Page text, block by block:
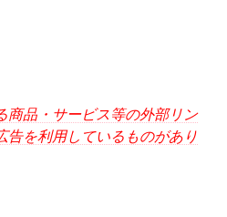
品・サービス等の外部リン
告を利用しているものがあり